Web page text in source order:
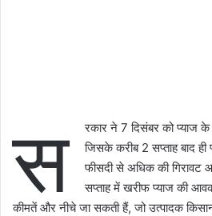
स
रकार ने 7 दिसंबर को प्याज के
जिसके करीब 2 सप्ताह बाद
फीसदी से अधिक की
सप्ताह में खरीफ प्याज की
कीमतें और नीचे जा सकती हैं, जो उत्पादक